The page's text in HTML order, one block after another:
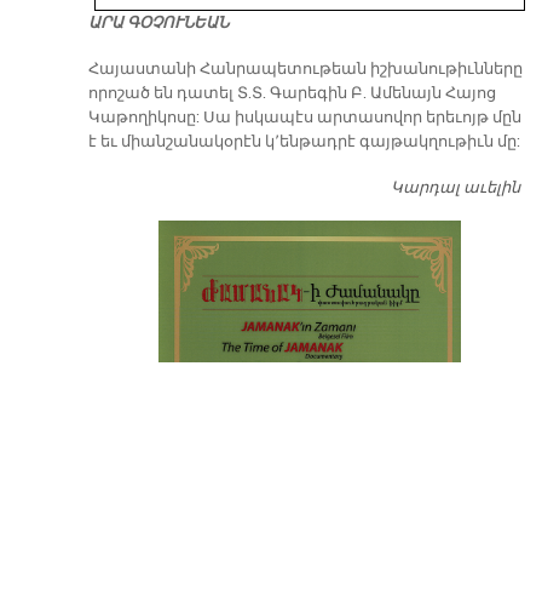
ԱՐԱ ԳՕՉՈՒՆԵԱՆ
​Հայաստանի Հանրապետութեան իշխանութիւնները
որոշած են դատել Տ.Տ. Գարեգին Բ. Ամենայն Հայոց
Կաթողիկոսը: Սա իսկապէս արտասովոր երեւոյթ մըն
է եւ միանշանակօրէն կ՚ենթադրէ գայթակղութիւն մը:
Կարդալ աւելին